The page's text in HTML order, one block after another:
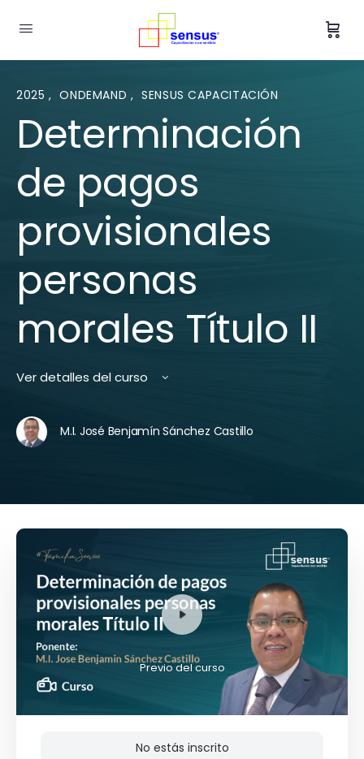
2025, ONDEMAND , SENSUS CAPACITACIÓN
Determinación
de pagos
provisionales
personas
morales Título II
Ver detalles del curso
M.I. José Benjamín Sánchez Castillo
Previo del curso
No estás inscrito